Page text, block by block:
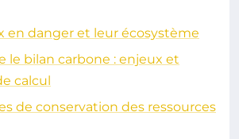
en danger et leur écosystème
le bilan carbone : enjeux et
calcul
de conservation des ressources